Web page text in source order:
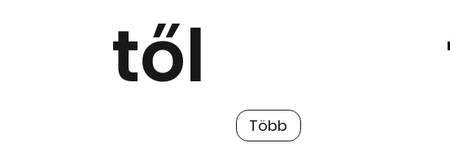
től
Tájékoztatjuk tisztelt Előfizetőinket, hogy
2026. április 01-től módosulnak az
Több